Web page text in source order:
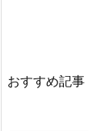
おすすめ記事